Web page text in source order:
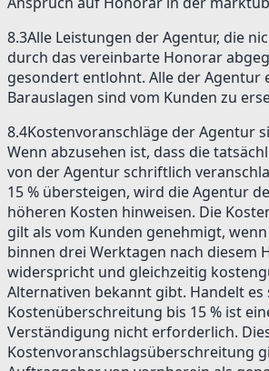
8.3Alle Leistungen der Agentur, die
durch das vereinbarte Honorar
gesondert entlohnt. Alle der Agentur
Barauslagen sind vom Kunden zu
8.4Kostenvoranschläge der Agentur
Wenn abzusehen ist, dass die
von der Agentur schriftlich
15 % übersteigen, wird die Agentur
höheren Kosten hinweisen. Die
gilt als vom Kunden genehmigt,
binnen drei Werktagen nach diesem
widerspricht und gleichzeitig
Alternativen bekannt gibt. Handelt es
Kostenüberschreitung bis 15 % ist
Verständigung nicht erforderlich.
Kostenvoranschlagsüberschreitung